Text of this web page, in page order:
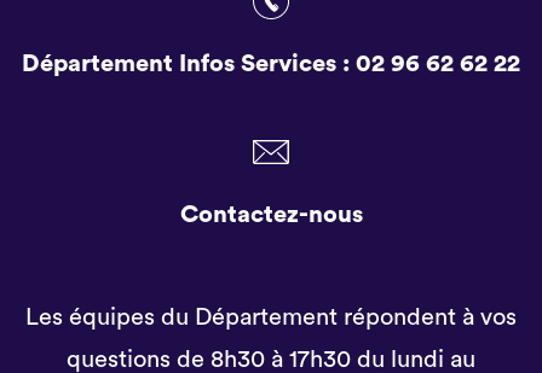
Département Infos Services : 02 96 62 62 22
Contactez-nous
Les équipes du Département répondent à vos
questions de 8h30 à 17h30 du lundi au